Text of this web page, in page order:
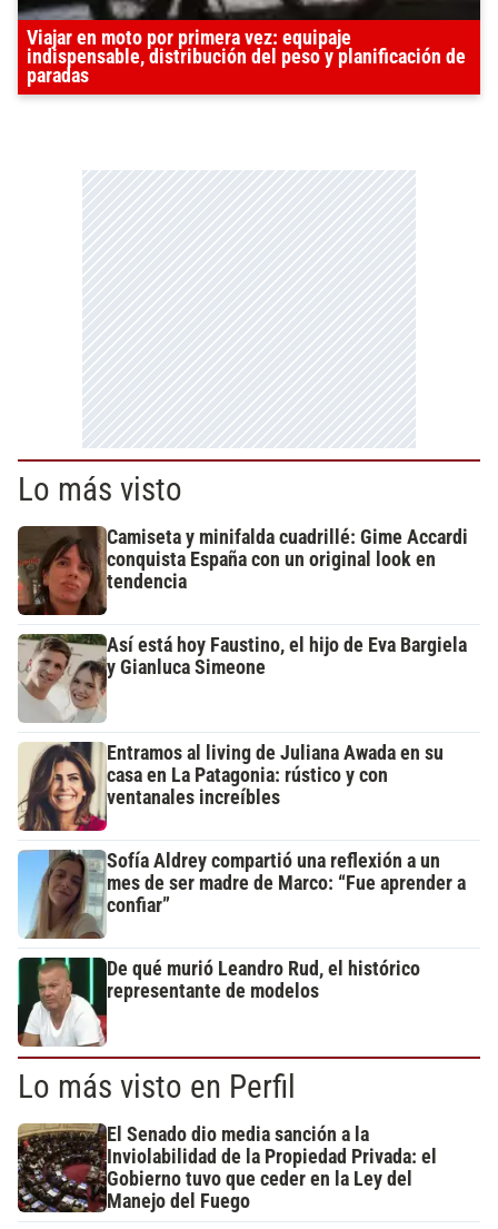
Viajar en moto por primera vez: equipaje
indispensable, distribución del peso y planificación de
paradas
Lo más visto
Camiseta y minifalda cuadrillé: Gime Accardi
conquista España con un original look en
tendencia
Así está hoy Faustino, el hijo de Eva Bargiela
y Gianluca Simeone
Entramos al living de Juliana Awada en su
casa en La Patagonia: rústico y con
ventanales increíbles
Sofía Aldrey compartió una reflexión a un
mes de ser madre de Marco: “Fue aprender a
confiar”
De qué murió Leandro Rud, el histórico
representante de modelos
Lo más visto en Perfil
El Senado dio media sanción a la
Inviolabilidad de la Propiedad Privada: el
Gobierno tuvo que ceder en la Ley del
Manejo del Fuego